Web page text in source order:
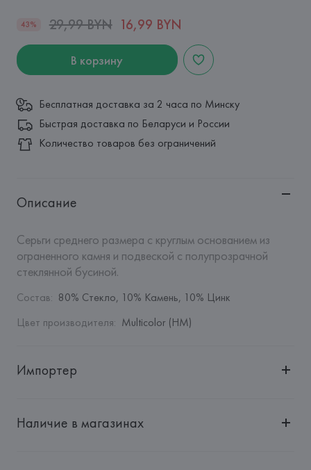
43% 29,99 BYN 16,99 BYN
В корзину
Бесплатная доставка за 2 часа по Минску
Быстрая доставка по Беларуси и России
Количество товаров без ограничений
Описание
Серьги среднего размера с круглым основанием из
ограненного камня и подвеской с полупрозрачной
стеклянной бусиной.
Состав: 80% Стекло, 10% Камень, 10% Цинк
Цвет производителя: Multicolor (HM)
Импортер
"БелВиринея"
Наличие в магазинах